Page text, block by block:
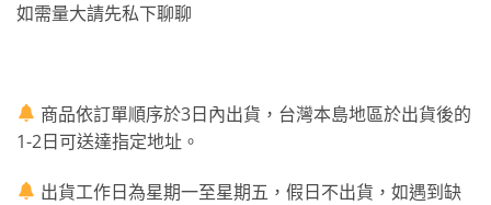
如需量大請先私下聊聊
商品依訂單順序於3日內出貨，台灣本島地區於出貨後的
1-2日可送達指定地址。
出貨工作日為星期一至星期五，假日不出貨，如遇到缺